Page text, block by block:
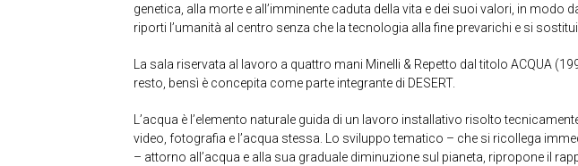
genetica, alla morte e all’imminente caduta della vita e dei suoi valori, in modo
riporti l’umanità al centro senza che la tecnologia alla fine prevarichi e si
La sala riservata al lavoro a quattro mani Minelli & Repetto dal titolo ACQUA
resto, bensì è concepita come parte integrante di DESERT.
L’acqua è l’elemento naturale guida di un lavoro installativo risolto
video, fotografia e l’acqua stessa. Lo sviluppo tematico – che si ricollega
– attorno all’acqua e alla sua graduale diminuzione sul pianeta, ripropone il